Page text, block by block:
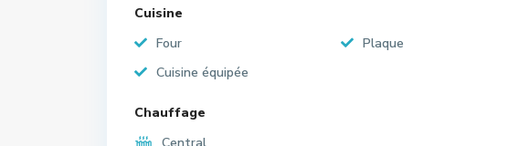
Cuisine
Four
Plaque
Cuisine équipée
Chauffage